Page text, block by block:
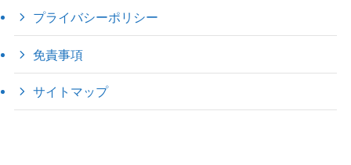
プライバシーポリシー
免責事項
サイトマップ